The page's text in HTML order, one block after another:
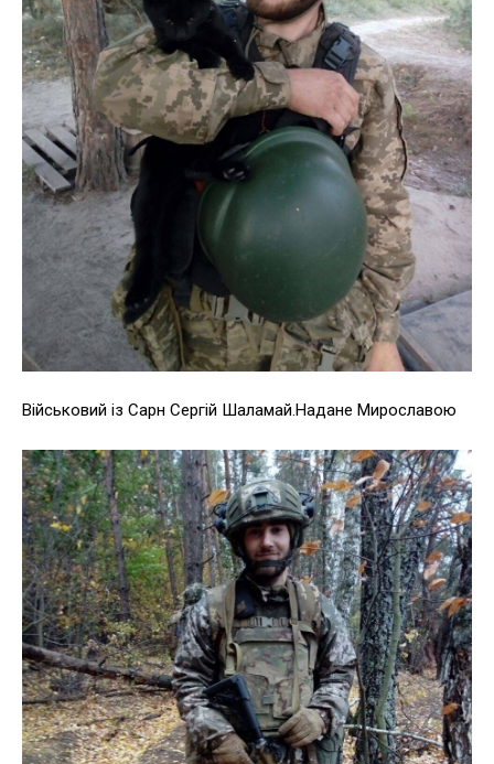
Військовий із Сарн Сергій Шаламай.Надане Мирославою